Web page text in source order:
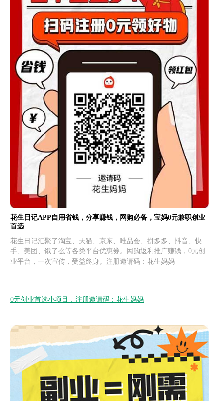
花生日记APP自用省钱，分享赚钱，网购必备，宝妈0元兼职创业
首选
花生日记汇聚了淘宝、天猫、京东、唯品会、拼多多、抖音、快
手、美团、饿了么等各类平台优惠券。网购返利推广赚钱，0元创
业平台，一次宣传，受益终身。注册邀请码：花生妈妈
0元创业首选小项目，注册邀请码：花生妈妈